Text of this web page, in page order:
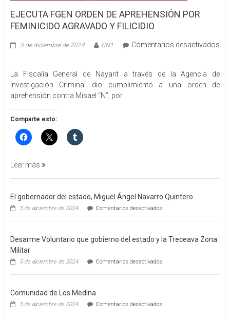
EJECUTA FGEN ORDEN DE APREHENSIÓN POR
FEMINICIDO AGRAVADO Y FILICIDIO
5 de diciembre de 2024 CN1
Comentarios desactivados
FGEN
ORDEN
DE
APREHENSIÓN
POR
FEMINICIDO
AGRAVADO
FILICIDIO
La Fiscalía General de Nayarit a través de la Agencia de
Investigación Criminal dio cumplimiento a una orden de
aprehensión contra Misael “N”, por
Comparte esto:
Leer más
El gobernador del estado, Miguel Ángel Navarro Quintero
5 de diciembre de 2024 Comentarios desactivadosen
gobernador
estado,
Navarro
Desarme Voluntario que gobierno del estado y la Treceava Zona
Militar
5 de diciembre de 2024 Comentarios desactivadosen
Voluntario
Comunidad de Los Medina
5 de diciembre de 2024 Comentarios desactivadosen